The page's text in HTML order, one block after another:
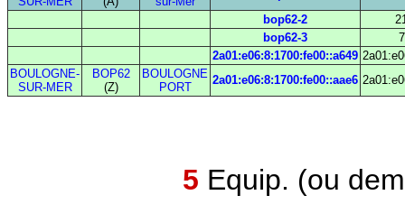
bop62-2
bop62-3
2a01:e06:8:1700:fe00::a649
BOULOGNE-
SUR-MER
BOP62
(Z)
BOULOGNE
PORT
2a01:e06:8:1700:fe00::aae6
5 Equip. (ou